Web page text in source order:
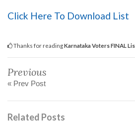
Click Here To Download List
Thanks for readingKarnataka Voters FINAL
Previous
« Prev Post
Related Posts